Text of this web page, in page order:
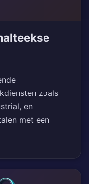
zoals
en
met een